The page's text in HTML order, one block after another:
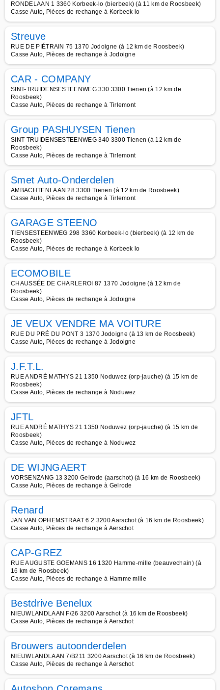
RONDELAAN 1 3360 Korbeek-lo (bierbeek) (à 11 km de Roosbeek)
Casse Auto, Pièces de rechange à Korbeek lo
Streuve
RUE DE PIÉTRAIN 75 1370 Jodoigne (à 12 km de Roosbeek)
Casse Auto, Pièces de rechange à Jodoigne
CAR - COMPANY
SINT-TRUIDENSESTEENWEG 330 3300 Tienen (à 12 km de
Roosbeek)
Casse Auto, Pièces de rechange à Tirlemont
Group PASHUYSEN Tienen
SINT-TRUIDENSESTEENWEG 340 3300 Tienen (à 12 km de
Roosbeek)
Casse Auto, Pièces de rechange à Tirlemont
Smet Auto-Onderdelen
AMBACHTENLAAN 28 3300 Tienen (à 12 km de Roosbeek)
Casse Auto, Pièces de rechange à Tirlemont
GARAGE STEENO
TIENSESTEENWEG 298 3360 Korbeek-lo (bierbeek) (à 12 km de
Roosbeek)
Casse Auto, Pièces de rechange à Korbeek lo
ECOMOBILE
CHAUSSÉE DE CHARLEROI 87 1370 Jodoigne (à 12 km de
Roosbeek)
Casse Auto, Pièces de rechange à Jodoigne
JE VEUX VENDRE MA VOITURE
RUE DU PRÉ DU PONT 3 1370 Jodoigne (à 13 km de Roosbeek)
Casse Auto, Pièces de rechange à Jodoigne
J.F.T.L.
RUE ANDRÉ MATHYS 21 1350 Noduwez (orp-jauche) (à 15 km de
Roosbeek)
Casse Auto, Pièces de rechange à Noduwez
JFTL
RUE ANDRÉ MATHYS 21 1350 Noduwez (orp-jauche) (à 15 km de
Roosbeek)
Casse Auto, Pièces de rechange à Noduwez
DE WIJNGAERT
VORSENZANG 13 3200 Gelrode (aarschot) (à 16 km de Roosbeek)
Casse Auto, Pièces de rechange à Gelrode
Renard
JAN VAN OPHEMSTRAAT 6 2 3200 Aarschot (à 16 km de Roosbeek)
Casse Auto, Pièces de rechange à Aerschot
CAP-GREZ
RUE AUGUSTE GOEMANS 16 1320 Hamme-mille (beauvechain) (à
16 km de Roosbeek)
Casse Auto, Pièces de rechange à Hamme mille
Bestdrive Benelux
NIEUWLANDLAAN F/26 3200 Aarschot (à 16 km de Roosbeek)
Casse Auto, Pièces de rechange à Aerschot
Brouwers autoonderdelen
NIEUWLANDLAAN 7/B211 3200 Aarschot (à 16 km de Roosbeek)
Casse Auto, Pièces de rechange à Aerschot